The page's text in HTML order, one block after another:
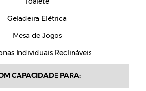
Geladeira Elétrica
Mesa de Jogos
Individuais Reclináveis
CAPACIDADE PARA: